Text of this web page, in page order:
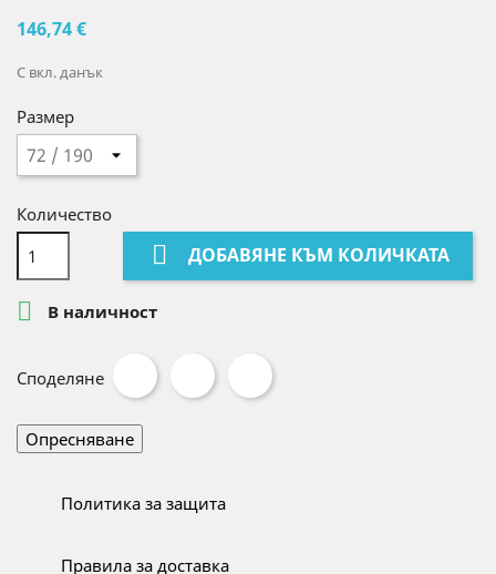
146,74 €
С вкл. данък
Размер
Количество
 ДОБАВЯНЕ КЪМ КОЛИЧКАТА
 В наличност
Споделяне
Политика за защита
Правила за доставка